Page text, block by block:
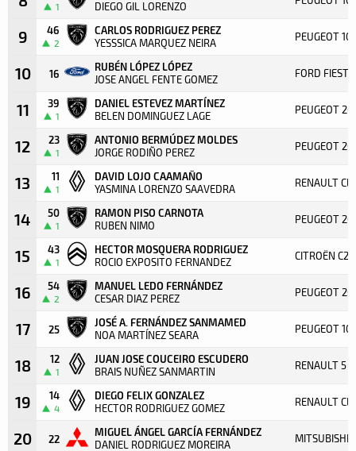
1 DIEGO GIL LORENZO
9 46
2
CARLOS RODRIGUEZ PEREZ
YESSSICA MARQUEZ NEIRA PEUGEOT
10 16
RUBÉN LÓPEZ LÓPEZ
JOSE ANGEL FENTE GOMEZ FORD
11 39
1
DANIEL ESTEVEZ MARTÍNEZ
BELEN DOMINGUEZ LAGE PEUGEOT
12 23
1
ANTONIO BERMÚDEZ MOLDES
JORGE RODIÑO PEREZ PEUGEOT
13 11
1
DAVID LOJO CAAMAÑO
YASMINA LORENZO SAAVEDRA RENAULT
14 50
1
RAMON PISO CARNOTA
RUBEN NIMO PEUGEOT
15 43
1
HECTOR MOSQUERA RODRIGUEZ
ROCIO EXPOSITO FERNANDEZ CITROËN C2
16 54
2
MANUEL LEDO FERNÁNDEZ
CESAR DIAZ PEREZ PEUGEOT
17 25
JOSÉ A. FERNÁNDEZ SANMAMED
NOA MARTÍNEZ SEARA PEUGEOT
18 12
1
JUAN JOSE COUCEIRO ESCUDERO
BRAIS NUÑEZ SANMARTIN RENAULT 5
19 14
4
DIEGO FELIX GONZALEZ
HECTOR RODRIGUEZ GOMEZ RENAULT
20 22
MIGUEL ÁNGEL GARCÍA FERNÁNDEZ
DANIEL RODRIGUEZ MOREIRA MITSUBISHI